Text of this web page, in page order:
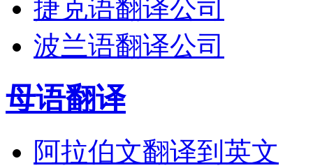
捷克语翻译公司
波兰语翻译公司
母语翻译
阿拉伯文翻译到英文